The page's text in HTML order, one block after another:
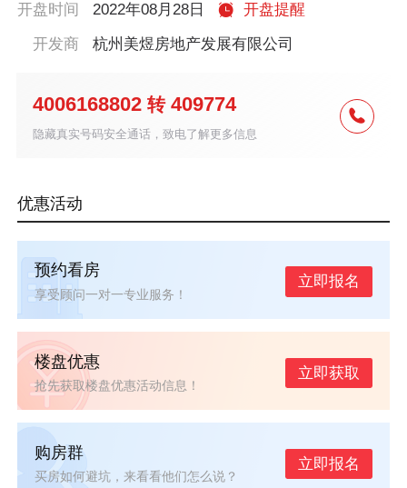
开盘时间
2022年08月28日
开盘提醒
开发商
杭州美煜房地产发展有限公司
4006168802 转 409774
隐藏真实号码安全通话，致电了解更多信息
优惠活动
预约看房
享受顾问一对一专业服务！
立即报名
楼盘优惠
抢先获取楼盘优惠活动信息！
立即获取
购房群
买房如何避坑，来看看他们怎么说？
立即报名